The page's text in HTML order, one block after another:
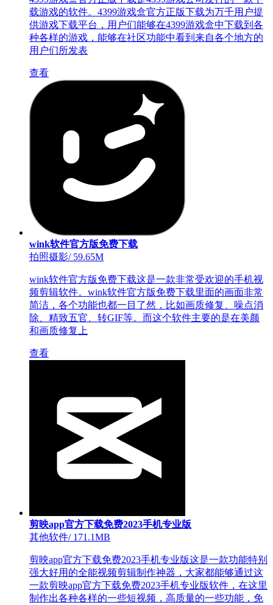
载游戏的软件。4399游戏盒官方正版下载为万千用户提
供游戏下载平台，用户们能够在4399游戏盒中下载到各
种各样的游戏，能够在社区功能中看到来自各个地方的
用户们所发表
查看
wink软件官方版免费下载
拍照摄影/59.65M
wink软件官方版免费下载这是一款非常受欢迎的手机视
频剪辑软件。wink软件官方版免费下载里面的画面非常
简洁，各个功能也都一目了然，比如画质修复、噪点消
除、精致五官、转GIF等。而这个软件主要的是在美颜
和画质修复上
查看
剪映app官方下载免费2023手机专业版
其他软件/171.1MB
剪映app官方下载免费2023手机专业版这是一款功能特别
强大好用的全能视频剪辑制作神器，大家都能够通过这
一款剪映app官方下载免费2023手机专业版软件，在这里
制作出各种各样的一些短视频，高质量的一些功能，免